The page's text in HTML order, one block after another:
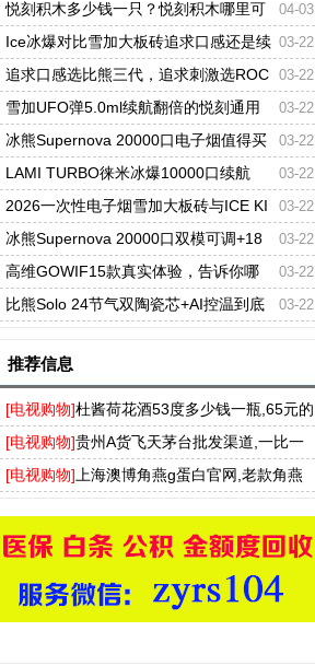
04-03
悦刻积木多少钱一只？悦刻积木哪里可
以买到 03-22
Ice冰爆对比雪加大板砖追求口感还是续
航? 03-22
追求口感选比熊三代，追求刺激选ROC
KET小火箭 03-22
雪加UFO弹5.0ml续航翻倍的悦刻通用
弹是否值得入手? 03-22
冰熊Supernova 20000口电子烟值得买
吗?实测可调功率/吸阻和超长续航 03-22
LAMI TURBO徕米冰爆10000口续航
+双模式切换一次性电子烟? 03-22
2026一次性电子烟雪加大板砖与ICE KI
NG冰神，谁才是真正的万口之王? 03-22
冰熊Supernova 20000口双模可调+18
ml大容量，一次性能用半个月是真的吗? 03-22
高维GOWIF15款真实体验，告诉你哪
个口味最好抽（附推荐榜） 03-22
比熊Solo 24节气双陶瓷芯+AI控温到底
荐信息
[电视购物]杜酱荷花酒53度多少钱一瓶,65元的
香柔酱香型做口粮还不错
[电视购物]贵州A货飞天茅台批发渠道,一比一
茅台飞天一手货到付款
[电视购物] 上海澳博角燕g蛋白官网,老款角燕